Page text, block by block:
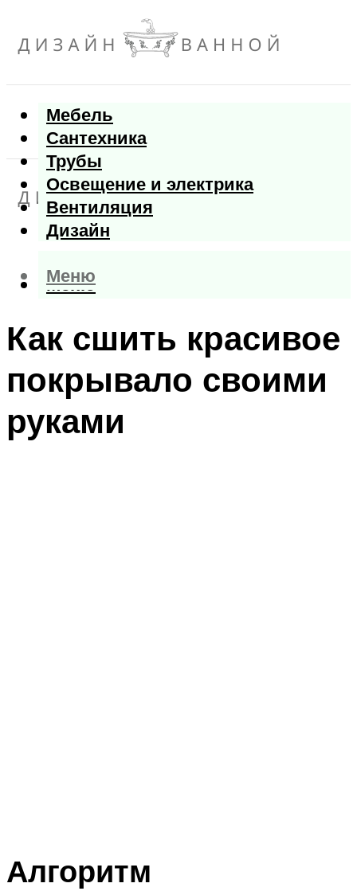
Мебель
Сантехника
Трубы
Освещение и электрика
Вентиляция
Дизайн
Меню
Меню
Как сшить красивое
покрывало своими
руками
Алгоритм